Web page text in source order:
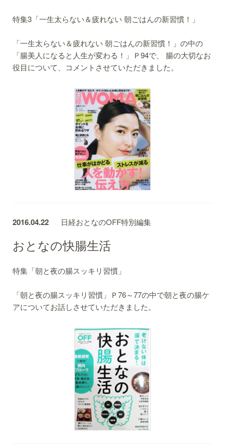
特集3「一生太らない＆疲れない 朝ごはんの新習慣！」
「一生太らない＆疲れない 朝ごはんの新習慣！」の中の
「腸美人になると人生が変わる！」Ｐ94で、 腸の大切なお
役目について、コメントさせていただきました。
2016.04.22 日経おとなのOFF特別編集
おとなの快腸生活
特集「朝と夜の腸スッキリ習慣」
「朝と夜の腸スッキリ習慣」Ｐ76～77の中で朝と夜の腸ケ
アについてお話しさせていただきました。